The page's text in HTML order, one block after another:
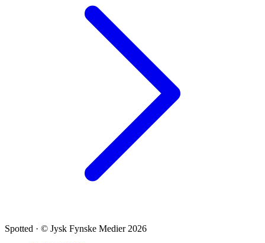
Spotted · © Jysk Fynske Medier 2026